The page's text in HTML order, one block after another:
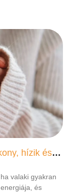
A tél vagy a pajzsmirigye miatt fáradékony, hízik és fázik?
valaki gyakran
és